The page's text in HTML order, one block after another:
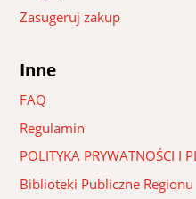
Zasugeruj zakup
Inne
FAQ
Regulamin
POLITYKA PRYWATNOŚCI I
Biblioteki Publiczne Regionu